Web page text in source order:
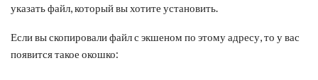
указать файл, который вы хотите установить.
Если вы скопировали файл с экшеном по этому адресу, то у вас
появится такое окошко: